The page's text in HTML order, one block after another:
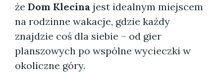
że Dom Klecina jest idealnym miejscem
na rodzinne wakacje, gdzie każdy
znajdzie coś dla siebie – od gier
planszowych po wspólne wycieczki w
okoliczne góry.